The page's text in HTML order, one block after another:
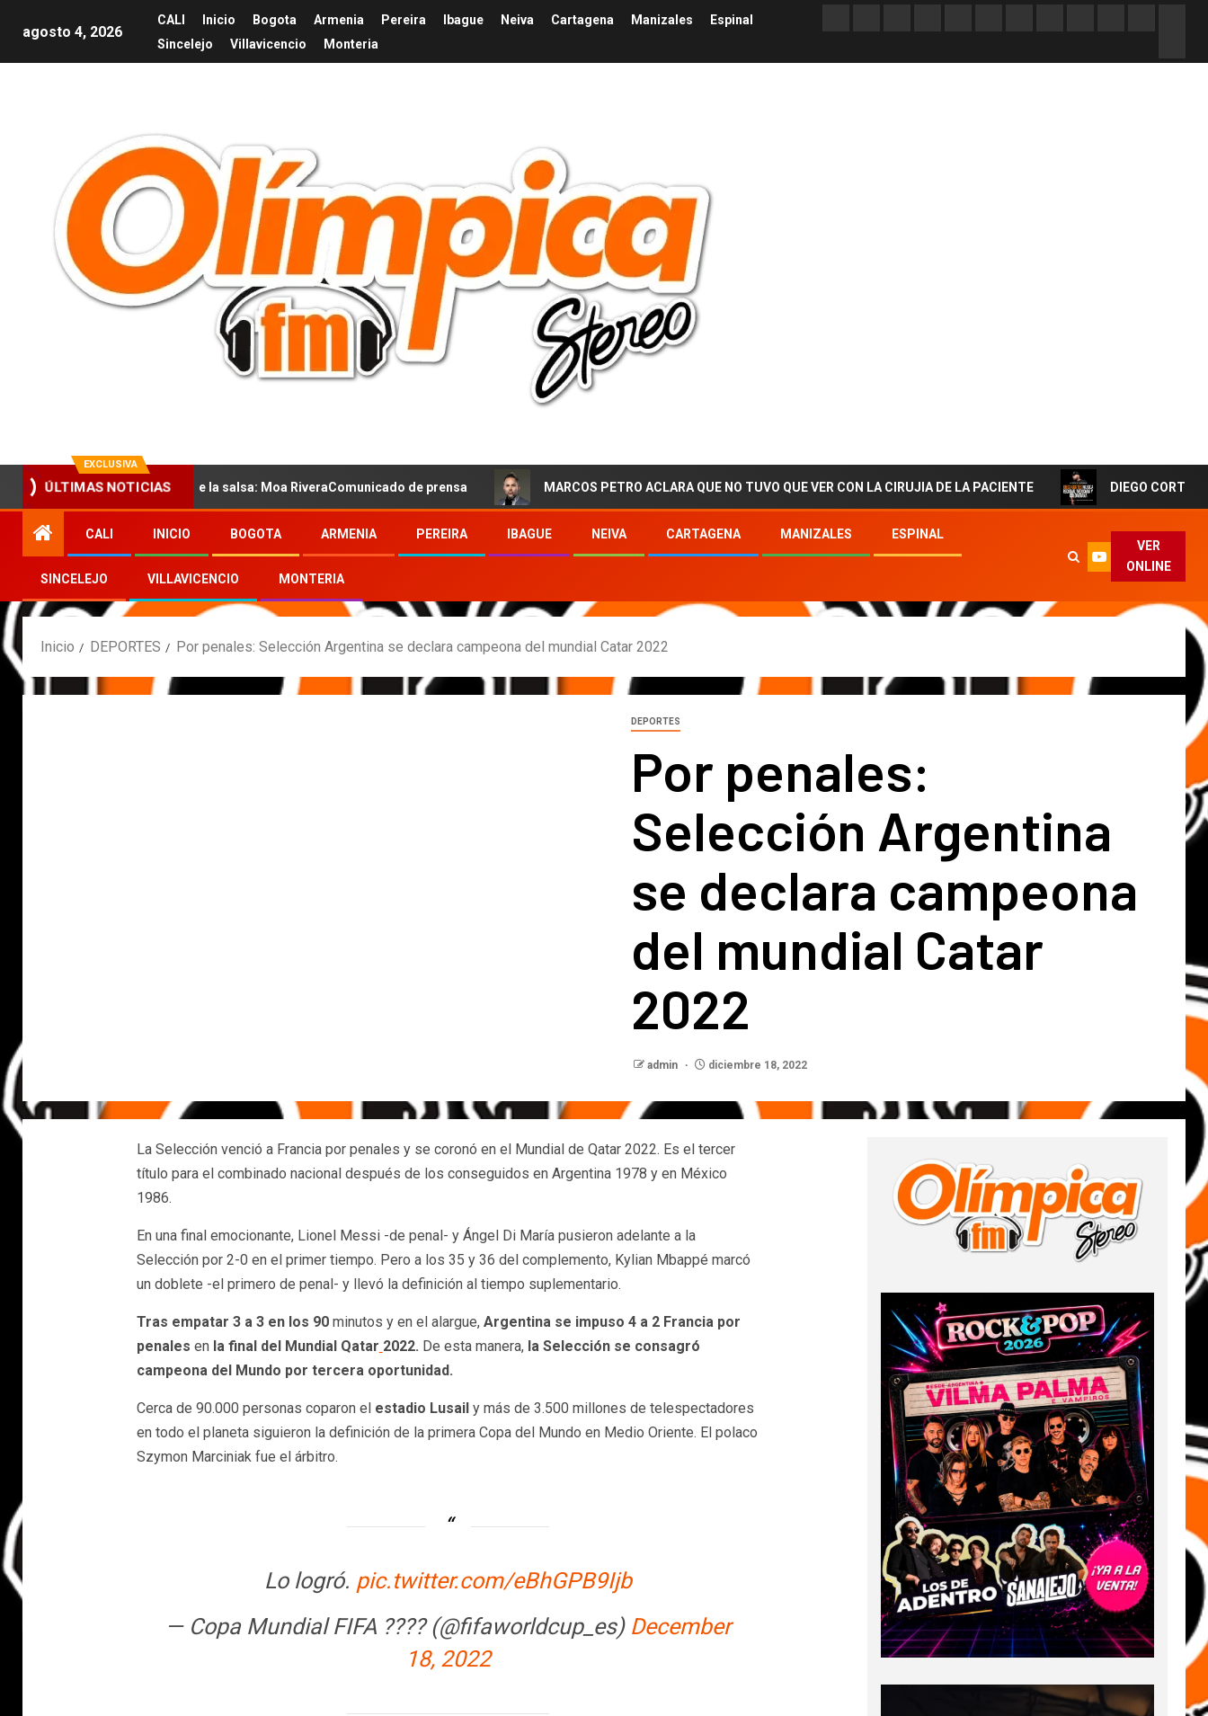
agosto 4, 2026
CALI Inicio Bogota Armenia Pereira Ibague Neiva Cartagena Manizales
Espinal
Sincelejo
Villavicencio Monteria
EXCLUSIVA
ÚLTIMAS NOTICIAS
nueva voz sensual de la salsa: Moa RiveraComunicado de prensa MARCOS PETRO ACLARA QUE NO TUVO QUE VER CON LA CIRUJIA DE LA PACIENTE DIEGO CORTES El Artista
CALI INICIO BOGOTA ARMENIA PEREIRA IBAGUE NEIVA CARTAGENA MANIZALES ESPINAL
SINCELEJO VILLAVICENCIO MONTERIA
VER
ONLINE
Inicio DEPORTES Por penales: Selección Argentina se declara campeona del mundial Catar 2022
DEPORTES
Por penales:
Selección Argentina
se declara campeona
del mundial Catar
2022
admin diciembre 18, 2022
La Selección venció a Francia por penales y se coronó en el Mundial de Qatar 2022. Es el tercer
título para el combinado nacional después de los conseguidos en Argentina 1978 y en México
1986.
En una final emocionante, Lionel Messi -de penal- y Ángel Di María pusieron adelante a la
Selección por 2-0 en el primer tiempo. Pero a los 35 y 36 del complemento, Kylian Mbappé marcó
un doblete -el primero de penal- y llevó la definición al tiempo suplementario.
Tras empatar 3 a 3 en los 90minutos y en el alargue, Argentina se impuso 4 a 2 Francia por
penales en la final del Mundial Qatar 2022. De esta manera,la Selección se consagró
campeona del Mundo por tercera oportunidad.
Cerca de 90.000 personas coparon el estadio Lusail y más de 3.500 millones de telespectadores
en todo el planeta siguieron la definición de la primera Copa del Mundo en Medio Oriente. El polaco
Szymon Marciniak fue el árbitro.
Lo logró. pic.twitter.com/eBhGPB9Ijb
— Copa Mundial FIFA ???? (@fifaworldcup_es) December
18, 2022